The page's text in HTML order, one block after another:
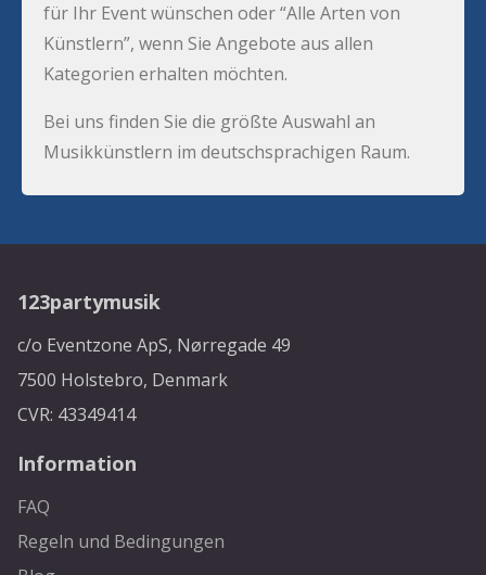
für Ihr Event wünschen oder “Alle Arten von
Künstlern”, wenn Sie Angebote aus allen
Kategorien erhalten möchten.
Bei uns finden Sie die größte Auswahl an
Musikkünstlern im deutschsprachigen Raum.
123partymusik
c/o Eventzone ApS, Nørregade 49
7500 Holstebro, Denmark
CVR: 43349414
Information
FAQ
Regeln und Bedingungen